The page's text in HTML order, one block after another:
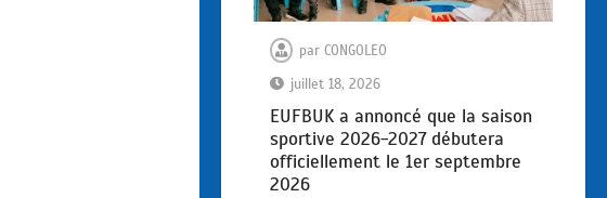
par CONGOLEO
juillet 18, 2026
EUFBUK a annoncé que la saison
sportive 2026-2027 débutera
officiellement le 1er septembre
2026